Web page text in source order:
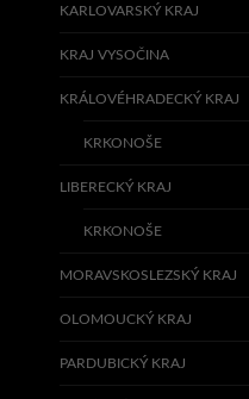
KARLOVARSKÝ KRAJ
KRAJ VYSOČINA
KRÁLOVÉHRADECKÝ KRAJ
KRKONOŠE
LIBERECKÝ KRAJ
KRKONOŠE
MORAVSKOSLEZSKÝ KRAJ
OLOMOUCKÝ KRAJ
PARDUBICKÝ KRAJ